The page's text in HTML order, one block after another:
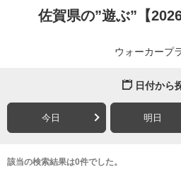
佐賀県の”遊ぶ”【
ウォーカープ
日付から
今日 明日
該当の検索結果は0件でした。